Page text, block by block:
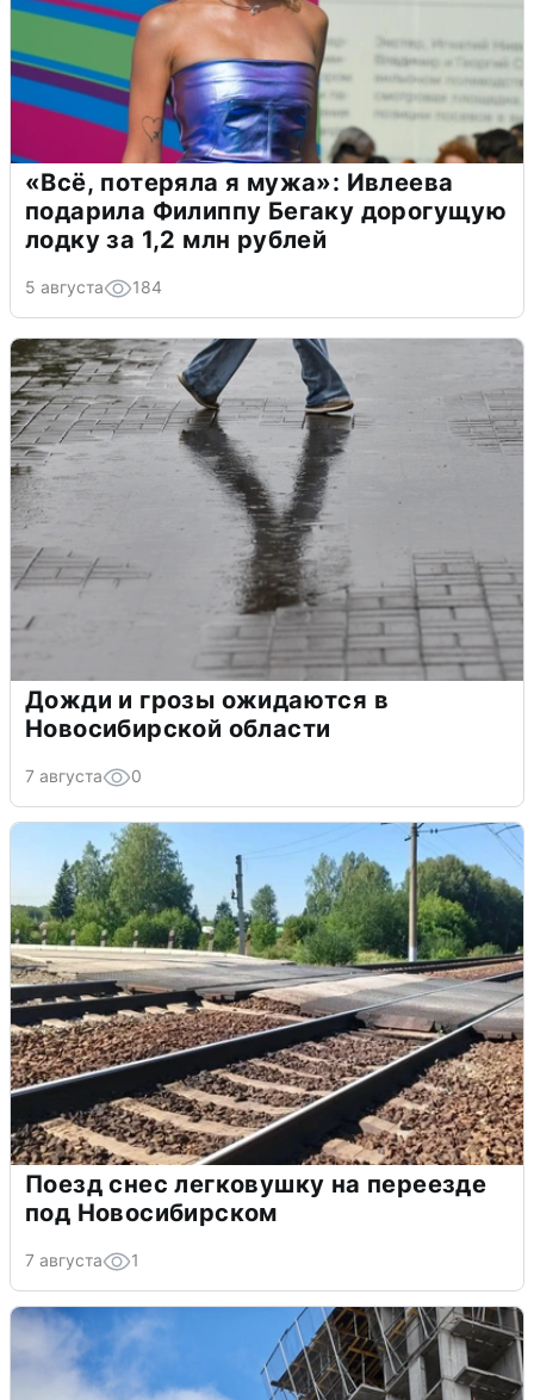
«Всё, потеряла я мужа»: Ивлеева
подарила Филиппу Бегаку дорогущую
лодку за 1,2 млн рублей
5 августа 184
Дожди и грозы ожидаются в
Новосибирской области
7 августа 0
Поезд снес легковушку на переезде
под Новосибирском
7 августа 1